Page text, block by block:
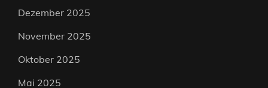
Dezember 2025
November 2025
Oktober 2025
Mai 2025